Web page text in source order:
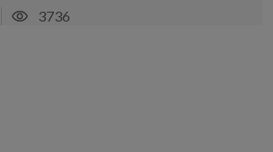
3736